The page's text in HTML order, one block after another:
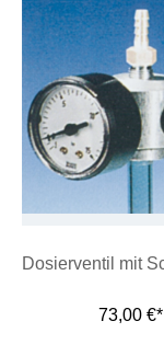
73,00 €*